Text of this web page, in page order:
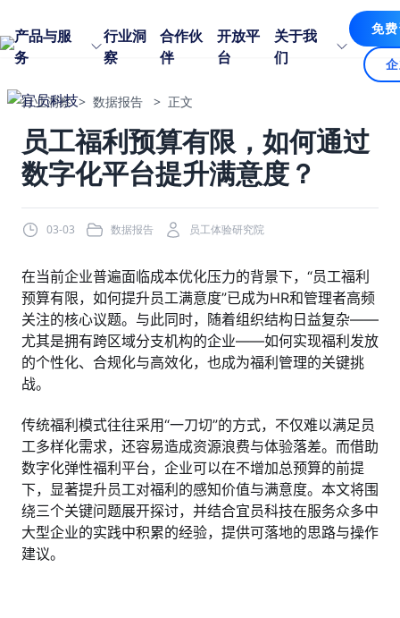
产品与服
务
行业洞
察
合作伙
伴
开放平
台
关于我
们
免
行业洞察 > 数据报告 > 正文
员工福利预算有限，如何通过
数字化平台提升满意度？
03-03 数据报告 员工体验研究院
在当前企业普遍面临成本优化压力的背景下，“员工福利
预算有限，如何提升员工满意度”已成为HR和管理者高频
关注的核心议题。与此同时，随着组织结构日益复杂——
尤其是拥有跨区域分支机构的企业——如何实现福利发放
的个性化、合规化与高效化，也成为福利管理的关键挑
战。
传统福利模式往往采用“一刀切”的方式，不仅难以满足员
工多样化需求，还容易造成资源浪费与体验落差。而借助
数字化弹性福利平台，企业可以在不增加总预算的前提
下，显著提升员工对福利的感知价值与满意度。本文将围
绕三个关键问题展开探讨，并结合宜员科技在服务众多中
大型企业的实践中积累的经验，提供可落地的思路与操作
建议。